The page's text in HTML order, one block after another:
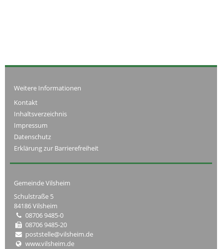
Weitere Informationen
Kontakt
Inhaltsverzeichnis
Impressum
Datenschutz
Erklärung zur Barrierefreiheit
Gemeinde Vilsheim
Schulstraße 5
84186 Vilsheim
08706 9485-0
08706 9485-20
poststelle@vilsheim.de
www.vilsheim.de